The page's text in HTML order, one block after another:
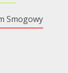
Smogowy